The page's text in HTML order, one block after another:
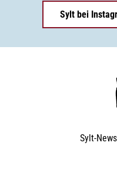
Sylt bei
Sylt-